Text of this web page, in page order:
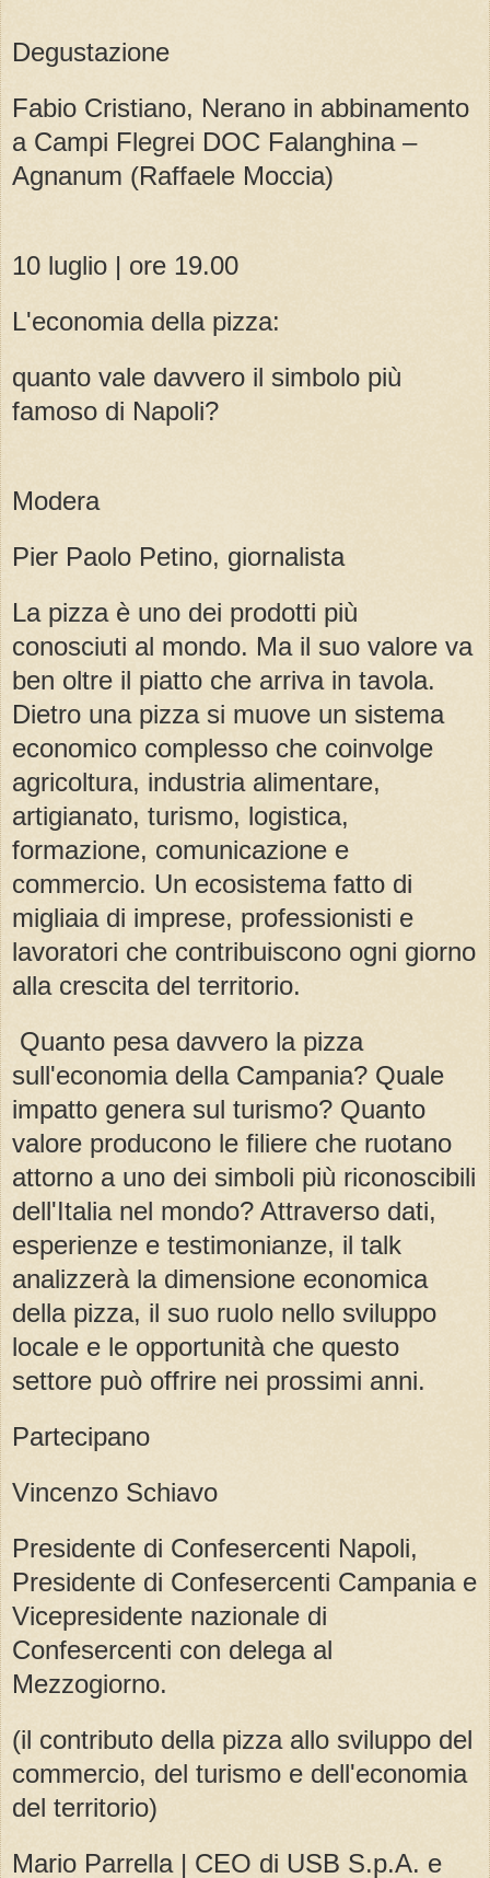
Degustazione
Fabio Cristiano, Nerano in abbinamento
a Campi Flegrei DOC Falanghina –
Agnanum (Raffaele Moccia)
10 luglio | ore 19.00
L'economia della pizza:
quanto vale davvero il simbolo più
famoso di Napoli?
Modera
Pier Paolo Petino, giornalista
La pizza è uno dei prodotti più
conosciuti al mondo. Ma il suo valore va
ben oltre il piatto che arriva in tavola.
Dietro una pizza si muove un sistema
economico complesso che coinvolge
agricoltura, industria alimentare,
artigianato, turismo, logistica,
formazione, comunicazione e
commercio. Un ecosistema fatto di
migliaia di imprese, professionisti e
lavoratori che contribuiscono ogni giorno
alla crescita del territorio.
Quanto pesa davvero la pizza
sull'economia della Campania? Quale
impatto genera sul turismo? Quanto
valore producono le filiere che ruotano
attorno a uno dei simboli più riconoscibili
dell'Italia nel mondo? Attraverso dati,
esperienze e testimonianze, il talk
analizzerà la dimensione economica
della pizza, il suo ruolo nello sviluppo
locale e le opportunità che questo
settore può offrire nei prossimi anni.
Partecipano
Vincenzo Schiavo
Presidente di Confesercenti Napoli,
Presidente di Confesercenti Campania e
Vicepresidente nazionale di
Confesercenti con delega al
Mezzogiorno.
(il contributo della pizza allo sviluppo del
commercio, del turismo e dell'economia
del territorio)
Mario Parrella | CEO di USB S.p.A. e